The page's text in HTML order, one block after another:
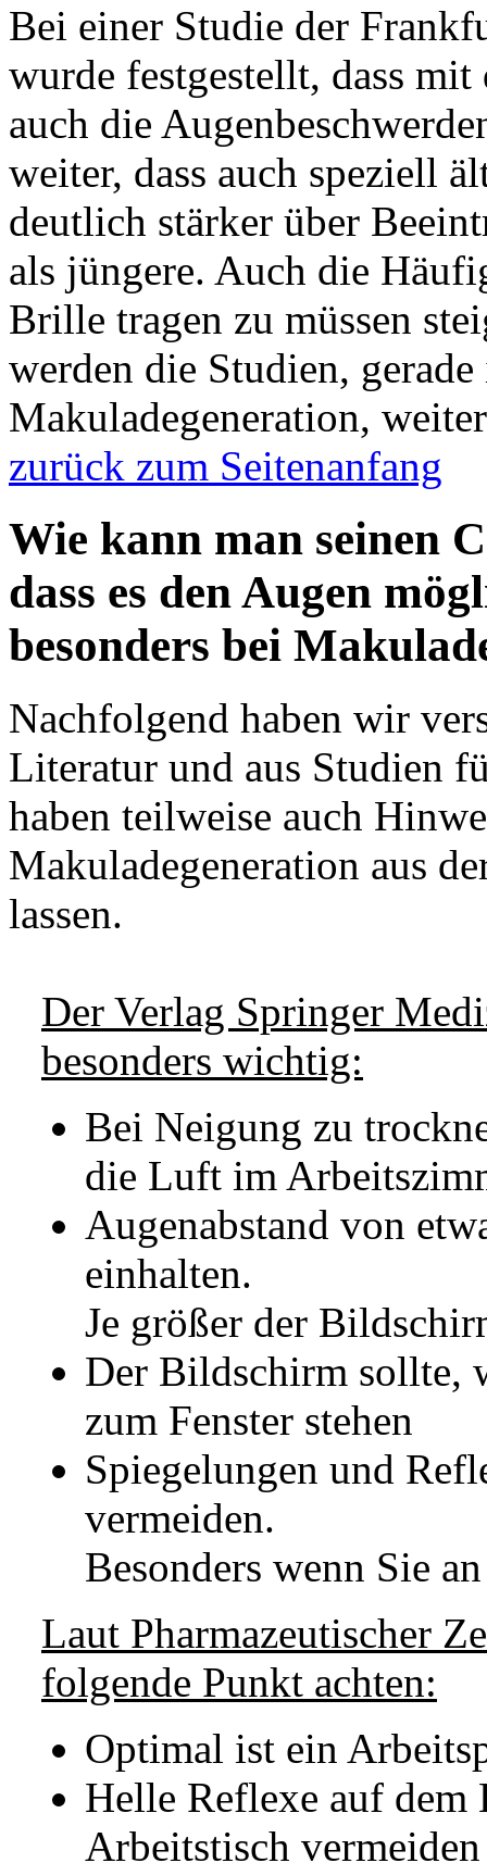
Bei einer Studie der
wurde festgestellt, dass
auch die
weiter, dass auch speziell
deutlich stärker über
als jüngere. Auch die
Brille tragen zu müssen
werden die Studien,
Makuladegeneration,
zurück zum Seitenanfang
Wie kann man seinen
dass es den Augen
besonders bei
Nachfolgend haben wir
Literatur und aus Studien
haben teilweise auch
Makuladegeneration aus
lassen.
Der Verlag Springer
besonders wichtig:
Bei Neigung zu
die Luft im
Augenabstand von
einhalten.
Je größer der
Der Bildschirm sollte,
zum Fenster stehen
Spiegelungen und
vermeiden.
Besonders wenn Sie
Laut Pharmazeutischer
folgende Punkt achten:
Optimal ist ein
Helle Reflexe auf
Arbeitstisch vermeiden